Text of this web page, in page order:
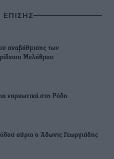
ΕΠΙΣΗΣ
αναβάθμισης των
Μελάθρου
ναρκωτικά στη Ρόδο
αύριο ο Άδωνις Γεωργιάδης